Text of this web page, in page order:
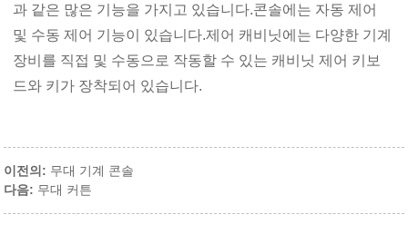
과 같은 많은 기능을 가지고 있습니다.콘솔에는 자동 제어
및 수동 제어 기능이 있습니다.제어 캐비닛에는 다양한 기계
장비를 직접 및 수동으로 작동할 수 있는 캐비닛 제어 키보
드와 키가 장착되어 있습니다.
이전의: 무대 기계 콘솔
다음: 무대 커튼